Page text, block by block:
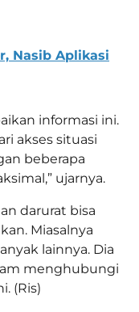
Nasib Aplikasi
informasi ini.
akses situasi
beberapa
ujarnya.
darurat bisa
Miasalnya
lainnya. Dia
menghubungi
(Ris)